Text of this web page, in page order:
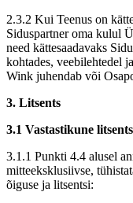
2.3.2 Kui Teenus on
Siduspartner oma kulul
need kättesaadavaks
kohtades, veebilehtedel
Wink juhendab või
3. Litsents
3.1 Vastastikune litsents
3.1.1 Punkti 4.4 alusel
mitteeksklusiivse,
õiguse ja litsentsi: